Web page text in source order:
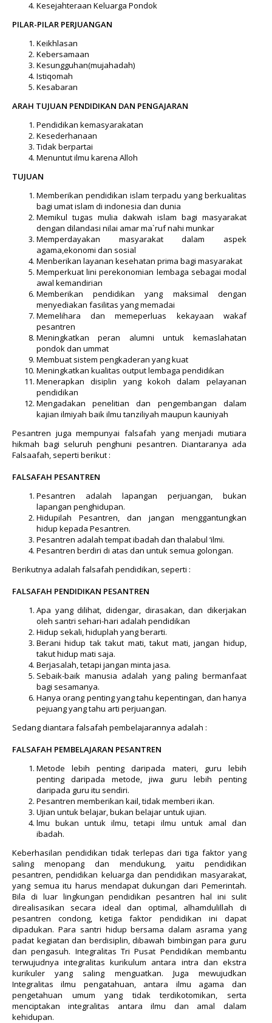
Kesejahteraan Keluarga Pondok
PILAR-PILAR PERJUANGAN
Keikhlasan
Kebersamaan
Kesungguhan(mujahadah)
Istiqomah
Kesabaran
ARAH TUJUAN PENDIDIKAN DAN PENGAJARAN
Pendidikan kemasyarakatan
Kesederhanaan
Tidak berpartai
Menuntut ilmu karena Alloh
TUJUAN
Memberikan pendidikan islam terpadu yang berkualitas
bagi umat islam di indonesia dan dunia
Memikul tugas mulia dakwah islam bagi masyarakat
dengan dilandasi nilai amar ma`ruf nahi munkar
Memperdayakan masyarakat dalam aspek
agama,ekonomi dan sosial
Menberikan layanan kesehatan prima bagi masyarakat
Memperkuat lini perekonomian lembaga sebagai modal
awal kemandirian
Memberikan pendidikan yang maksimal dengan
menyediakan fasilitas yang memadai
Memelihara dan memeperluas kekayaan wakaf
pesantren
Meningkatkan peran alumni untuk kemaslahatan
pondok dan ummat
Membuat sistem pengkaderan yang kuat
Meningkatkan kualitas output lembaga pendidikan
Menerapkan disiplin yang kokoh dalam pelayanan
pendidikan
Mengadakan penelitian dan pengembangan dalam
kajian ilmiyah baik ilmu tanziliyah maupun kauniyah
Pesantren juga mempunyai falsafah yang menjadi mutiara
hikmah bagi seluruh penghuni pesantren. Diantaranya ada
Falsaafah, seperti berikut :
FALSAFAH PESANTREN
Pesantren adalah lapangan perjuangan, bukan
lapangan penghidupan.
Hidupilah Pesantren, dan jangan menggantungkan
hidup kepada Pesantren.
Pesantren adalah tempat ibadah dan thalabul ‘ilmi.
Pesantren berdiri di atas dan untuk semua golongan.
Berikutnya adalah falsafah pendidikan, seperti :
FALSAFAH PENDIDIKAN PESANTREN
Apa yang dilihat, didengar, dirasakan, dan dikerjakan
oleh santri sehari-hari adalah pendidikan
Hidup sekali, hiduplah yang berarti.
Berani hidup tak takut mati, takut mati, jangan hidup,
takut hidup mati saja.
Berjasalah, tetapi jangan minta jasa.
Sebaik-baik manusia adalah yang paling bermanfaat
bagi sesamanya.
Hanya orang penting yang tahu kepentingan, dan hanya
pejuang yang tahu arti perjuangan.
Sedang diantara falsafah pembelajarannya adalah :
FALSAFAH PEMBELAJARAN PESANTREN
Metode lebih penting daripada materi, guru lebih
penting daripada metode, jiwa guru lebih penting
daripada guru itu sendiri.
Pesantren memberikan kail, tidak memberi ikan.
Ujian untuk belajar, bukan belajar untuk ujian.
lmu bukan untuk ilmu, tetapi ilmu untuk amal dan
ibadah.
Keberhasilan pendidikan tidak terlepas dari tiga faktor yang
saling menopang dan mendukung, yaitu pendidikan
pesantren, pendidikan keluarga dan pendidikan masyarakat,
yang semua itu harus mendapat dukungan dari Pemerintah.
Bila di luar lingkungan pendidikan pesantren hal ini sulit
direalisasikan secara ideal dan optimal, alhamdulillah di
pesantren condong, ketiga faktor pendidikan ini dapat
dipadukan. Para santri hidup bersama dalam asrama yang
padat kegiatan dan berdisiplin, dibawah bimbingan para guru
dan pengasuh. Integralitas Tri Pusat Pendidikan membantu
terwujudnya integralitas kurikulum antara intra dan ekstra
kurikuler yang saling menguatkan. Juga mewujudkan
Integralitas ilmu pengatahuan, antara ilmu agama dan
pengetahuan umum yang tidak terdikotomikan, serta
menciptakan integralitas antara ilmu dan amal dalam
kehidupan.